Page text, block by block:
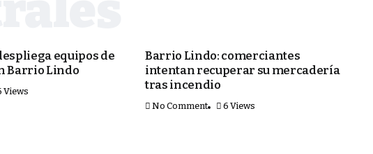
equipos de
Barrio Lindo
Views
Barrio Lindo: comerciantes
intentan recuperar su mercadería
tras incendio
No Comment 6 Views